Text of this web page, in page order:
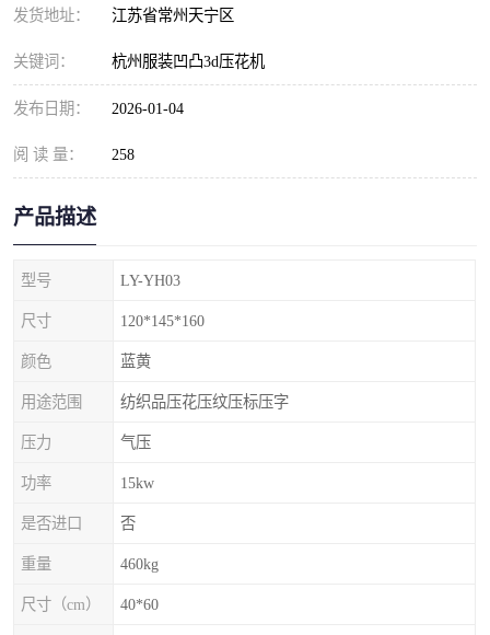
发货地址： 江苏省常州天宁区
关键词： 杭州服装凹凸3d压花机
发布日期： 2026-01-04
阅 读 量： 258
产品描述
型号 LY-YH03
尺寸 120*145*160
颜色 蓝黄
用途范围 纺织品压花压纹压标压字
压力 气压
功率 15kw
是否进口 否
重量 460kg
尺寸（cm） 40*60